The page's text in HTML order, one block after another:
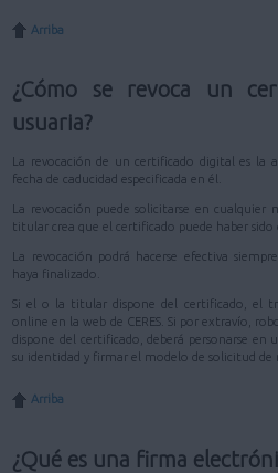
Arriba
¿Cómo se revoca un
usuaria?
La revocación de un certificado digital es la
fecha de caducidad especificada en él.
La revocación puede solicitarse en cualquier
titular crea que el certificado puede haber sido
La revocación podrá hacerse efectiva
haya finalizado.
Si el o la titular dispone del certificado, el
online en la web de CERES. Si por extravío,
dispone del certificado, deberá personarse en
su identidad y firmar el modelo de solicitud de
Arriba
¿Qué es una firma